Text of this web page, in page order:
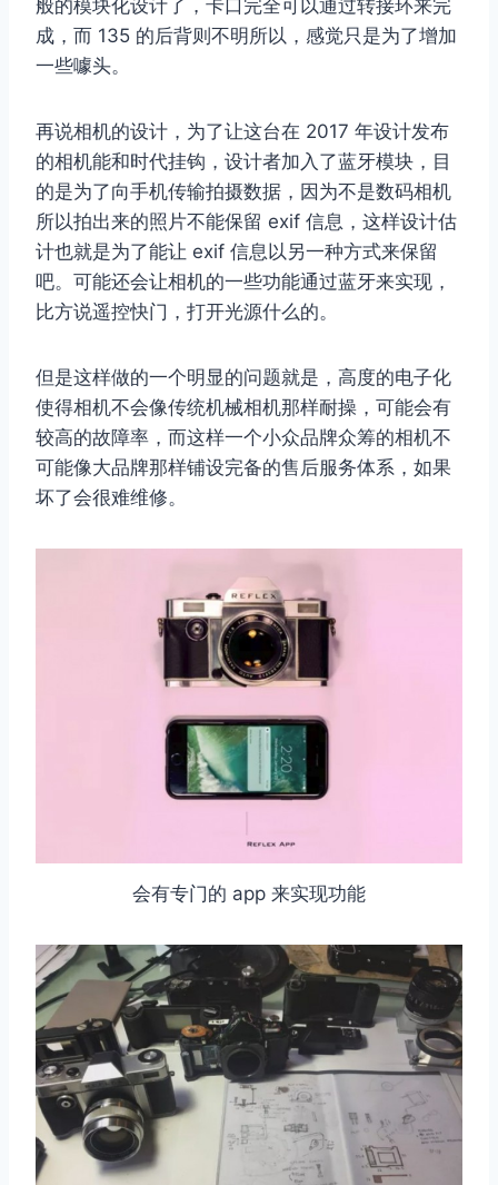
般的模块化设计了，卡口完全可以通过转接环来完
成，而 135 的后背则不明所以，感觉只是为了增加
一些噱头。
再说相机的设计，为了让这台在 2017 年设计发布
的相机能和时代挂钩，设计者加入了蓝牙模块，目
的是为了向手机传输拍摄数据，因为不是数码相机
所以拍出来的照片不能保留 exif 信息，这样设计估
计也就是为了能让 exif 信息以另一种方式来保留
吧。可能还会让相机的一些功能通过蓝牙来实现，
比方说遥控快门，打开光源什么的。
但是这样做的一个明显的问题就是，高度的电子化
使得相机不会像传统机械相机那样耐操，可能会有
较高的故障率，而这样一个小众品牌众筹的相机不
可能像大品牌那样铺设完备的售后服务体系，如果
坏了会很难维修。
会有专门的 app 来实现功能
取消 搜索